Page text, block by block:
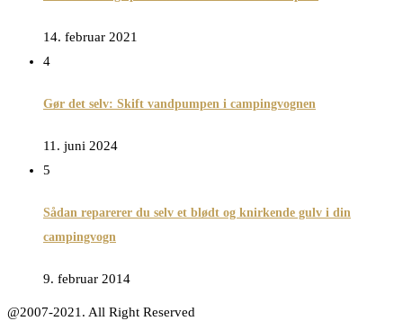
14. februar 2021
4
Gør det selv: Skift vandpumpen i campingvognen
11. juni 2024
5
Sådan reparerer du selv et blødt og knirkende gulv i din
campingvogn
9. februar 2014
@2007-2021. All Right Reserved